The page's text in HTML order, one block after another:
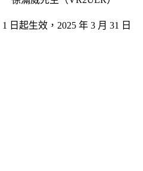
日起生效，2025 年 3 月 31 日